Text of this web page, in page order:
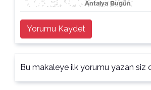
Yorumu Kaydet
Bu makaleye ilk yorumu yazan siz